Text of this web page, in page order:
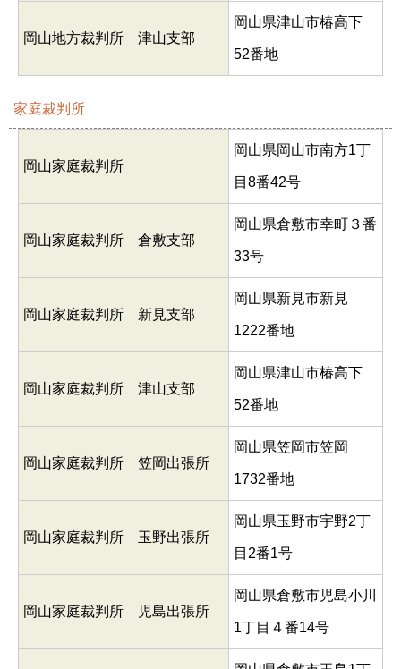
岡山地方裁判所 津山支部
岡山県津山市椿高下
52番地
家庭裁判所
岡山家庭裁判所
岡山県岡山市南方1丁
目8番42号
岡山家庭裁判所 倉敷支部
岡山県倉敷市幸町３番
33号
岡山家庭裁判所 新見支部
岡山県新見市新見
1222番地
岡山家庭裁判所 津山支部
岡山県津山市椿高下
52番地
岡山家庭裁判所 笠岡出張所
岡山県笠岡市笠岡
1732番地
岡山家庭裁判所 玉野出張所
岡山県玉野市宇野2丁
目2番1号
岡山家庭裁判所 児島出張所
岡山県倉敷市児島小川
1丁目４番14号